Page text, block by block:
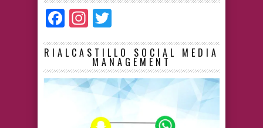
Facebook
Instagram
RIALCASTILLO SOCIAL MEDIA
MANAGEMENT